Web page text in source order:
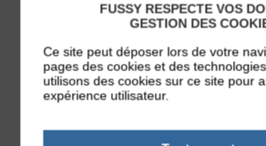
Modification
horaires d’ouverture de la
En raison de l’épisode de canicule
usagers, la mairie adapte
FUSSY RESPECTE VOS
GESTION DES
Ce site peut déposer lors de votre
pages des cookies et des
utilisons des cookies sur ce site pour
expérience utilisateur.